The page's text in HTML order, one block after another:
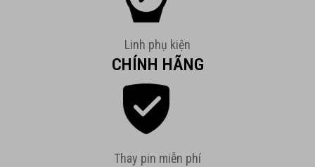
Linh phụ kiện
CHÍNH HÃNG
Thay pin miễn phí